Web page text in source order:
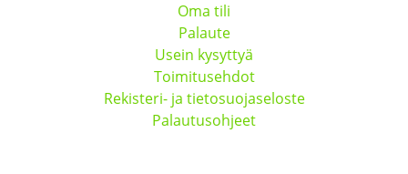
Oma tili
Palaute
Usein kysyttyä
Toimitusehdot
Rekisteri- ja tietosuojaseloste
Palautusohjeet